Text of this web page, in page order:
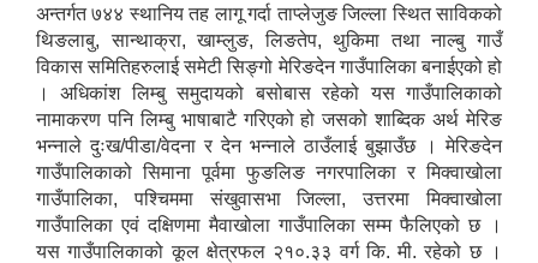
अन्तर्गत ७४४ स्थानिय तह लागू गर्दा ताप्लेजुङ जिल्ला स्थित साविकको
थिङलाबु, सान्थाक्रा, खाम्लुङ, लिङतेप, थुकिमा तथा नाल्बु गाउँ
विकास समितिहरुलाई समेटी सिङ्‍गो मेरिङदेन गाउँपालिका बनाईएको हो
। अधिकांश लिम्बु समुदायको बसोबास रहेको यस गाउँपालिकाको
नामाकरण पनि लिम्बु भाषाबाटै गरिएको हो जसको शाब्दिक अर्थ मेरिङ
भन्‍नाले दुःख/पीडा/वेदना र देन भन्‍नाले ठाउँलाई बुझाउँछ । मेरिङदेन
गाउँपालिकाको सिमाना पूर्वमा फुङलिङ नगरपालिका र मिक्‍वाखोला
गाउँपालिका, पश्‍चिममा संखुवासभा जिल्ला, उत्तरमा मिक्‍वाखोला
गाउँपालिका एवं दक्षिणमा मैवाखोला गाउँपालिका सम्म फैलिएको छ ।
यस गाउँपालिकाको कूल क्षेत्रफल २१०.३३ वर्ग कि. मी. रहेको छ ।